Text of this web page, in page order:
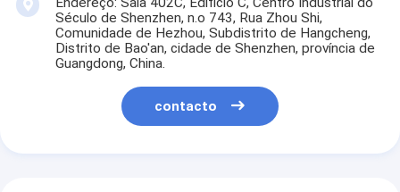
Século de Shenzhen, n.o 743, Rua Zhou Shi,
Comunidade de Hezhou, Subdistrito de Hangcheng,
Distrito de Bao'an, cidade de Shenzhen, província de
Guangdong, China.
contacto